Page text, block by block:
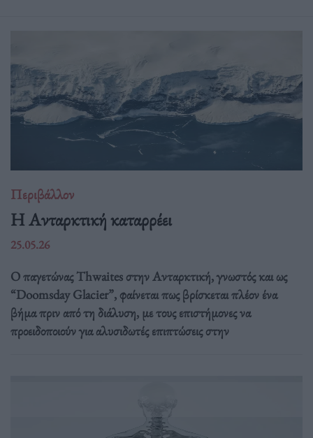
Περιβάλλον
Η Ανταρκτική καταρρέει
25.05.26
Ο παγετώνας Thwaites στην Ανταρκτική, γνωστός και ως
“Doomsday Glacier”, φαίνεται πως βρίσκεται πλέον ένα
βήμα πριν από τη διάλυση, με τους επιστήμονες να
προειδοποιούν για αλυσιδωτές επιπτώσεις στην